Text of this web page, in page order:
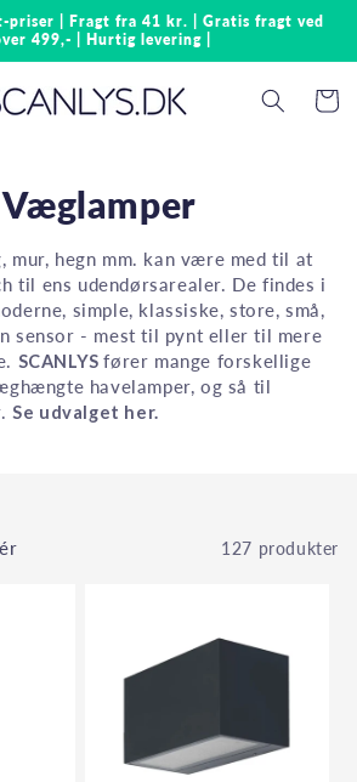
priser | Fragt fra 41 kr. | Gratis fragt ved
499,- | Hurtig levering |
mur, hegn mm. kan være med til at
til ens udendørsarealer. De findes i
simple, klassiske, store, små,
sensor - mest til pynt eller til mere
SCANLYSfører mange forskellige
havelamper, og så til
Se udvalget her.
127 produkter